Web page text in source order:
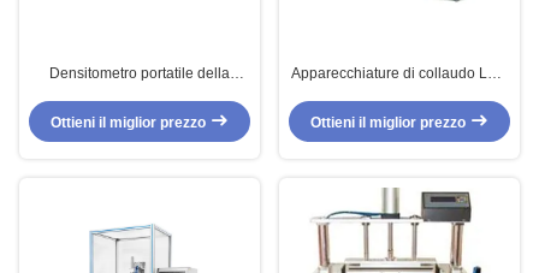
Densitometro portatile della
carta, apparecchiature di
collaudo di carta
Ottieni il miglior prezzo
Apparecchiature di collaudo LCD
digitale, densitometro portatile
della trasmissione
Ottieni il miglior prezzo